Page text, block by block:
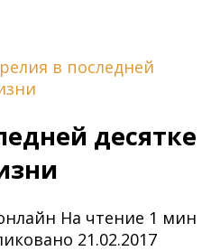
в последней
десятке
На чтение 1 мин
21.02.2017